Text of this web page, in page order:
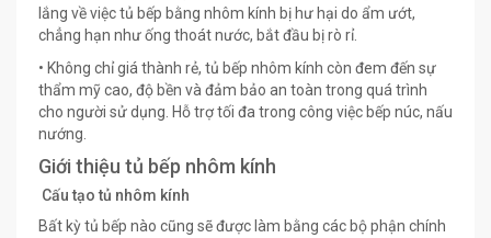
lắng về việc tủ bếp bằng nhôm kính bị hư hại do ẩm ướt,
chẳng hạn như ống thoát nước, bắt đầu bị rò rỉ.
• Không chỉ giá thành rẻ, tủ bếp nhôm kính còn đem đến sự
thẩm mỹ cao, độ bền và đảm bảo an toàn trong quá trình
cho người sử dụng. Hỗ trợ tối đa trong công việc bếp núc, nấu
nướng.
Giới thiệu tủ bếp nhôm kính
Cấu tạo tủ nhôm kính
Bất kỳ tủ bếp nào cũng sẽ được làm bằng các bộ phận chính